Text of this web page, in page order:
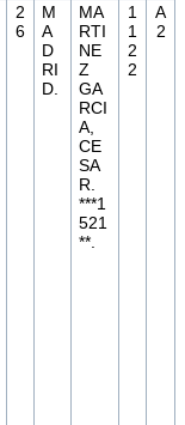
2
6
M
A
D
RI
D.
MA
RTI
NE
Z
GA
RCI
A,
CE
SA
R.
***1
521
**.
1
1
2
2
A
2